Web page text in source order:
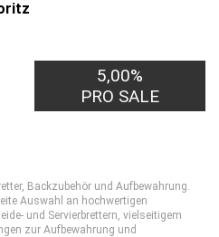
5,00%
PRO SALE
Backzubehör und Aufbewahrung.
Auswahl an hochwertigen
und Servierbrettern, vielseitigem
zur Aufbewahrung und